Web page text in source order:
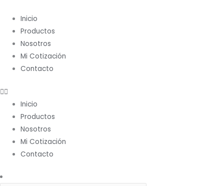
contenido
Inicio
Productos
Nosotros
Mi Cotización
Contacto
Inicio
Productos
Nosotros
Mi Cotización
Contacto